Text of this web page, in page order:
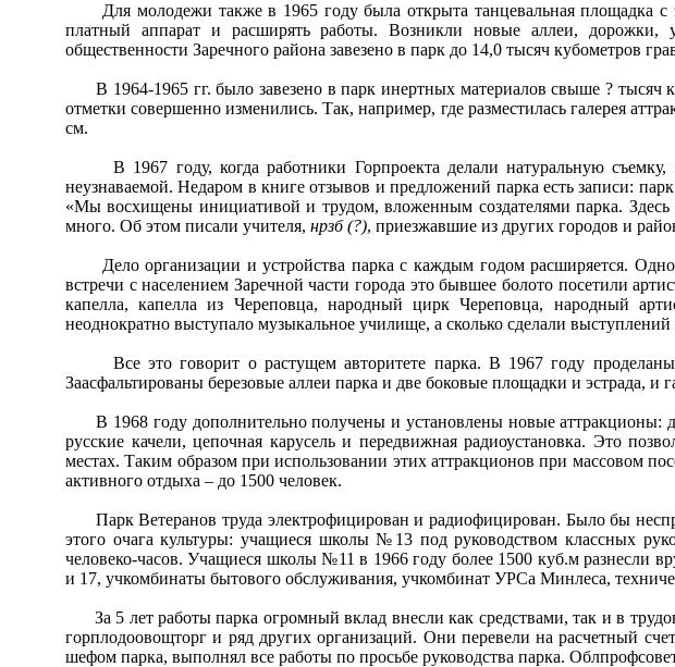
Для молодежи также в 1965 году была открыта танцевальная площадка с
платный аппарат и расширять работы. Возникли новые аллеи,
общественности Заречного района завезено в парк до 14,0 тысяч кубометров
В 1964-1965 гг. было завезено в парк инертных материалов свыше ? тысяч
отметки совершенно изменились. Так, например, где разместилась галерея
см.
В 1967 году, когда работники Горпроекта делали натуральную
неузнаваемой. Недаром в книге отзывов и предложений парка есть записи:
«Мы восхищены инициативой и трудом, вложенным создателями парка. Здесь
много. Об этом писали учителя, нрзб (?), приезжавшие из других городов и
Дело организации и устройства парка с каждым годом расширяется.
встречи с населением Заречной части города это бывшее болото посетили
капелла, капелла из Череповца, народный цирк Череповца, народный
неоднократно выступало музыкальное училище, а сколько сделали выступлений
Все это говорит о растущем авторитете парка. В 1967 году
Заасфальтированы березовые аллеи парка и две боковые площадки и эстрада, и
В 1968 году дополнительно получены и установлены новые аттракционы:
русские качели, цепочная карусель и передвижная радиоустановка. Это
местах. Таким образом при использовании этих аттракционов при массовом
активного отдыха – до 1500 человек.
Парк Ветеранов труда электрофицирован и радиофицирован. Было бы
этого очага культуры: учащиеся школы №13 под руководством классных
человеко-часов. Учащиеся школы №11 в 1966 году более 1500 куб.м
и 17, учкомбинаты бытового обслуживания, учкомбинат УРСа Минлеса,
За 5 лет работы парка огромный вклад внесли как средствами, так и в
горплодоовощторг и ряд других организаций. Они перевели на расчетный
шефом парка, выполнял все работы по просьбе руководства парка.